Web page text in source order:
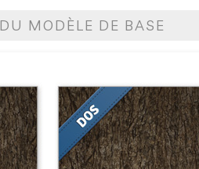
MODÈLE DE BASE